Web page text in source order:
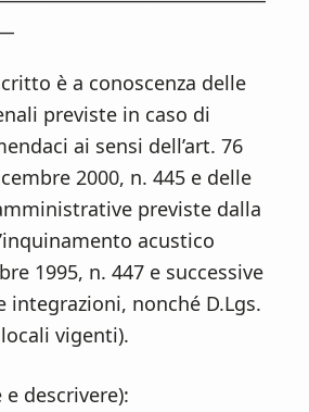
è a conoscenza delle
previste in caso di
ai sensi dell’art. 76
2000, n. 445 e delle
previste dalla
acustico
1995, n. 447 e successive
integrazioni, nonché D.Lgs.
vigenti).
descrivere):